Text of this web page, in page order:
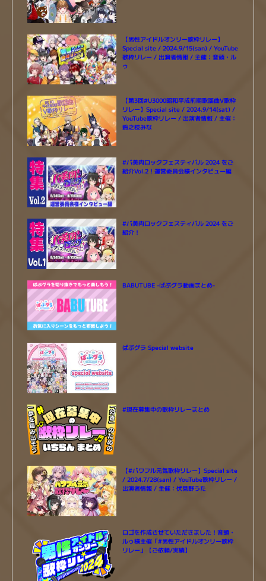
【男性アイドルオンリー歌枠リレー】
Special site / 2024.9/15(san) / YouTube
歌枠リレー / 出演者情報 / 主催：音頭・ル
ゥ
【第3回#U3000昭和平成前期歌謡曲V歌枠
リレー】Special site / 2024.9/14(sat) /
YouTube歌枠リレー / 出演者情報 / 主催：
鈴之枝みな
#バ美肉ロックフェスティバル 2024 をご
紹介Vol.2！運営委員会様インタビュー編
#バ美肉ロックフェスティバル 2024 をご
紹介！
BABUTUBE -ばぶグラ動画まとめ-
ばぶグラ Special website
#現在募集中の歌枠リレーまとめ
【#パワフル元気歌枠リレー】Special site
/ 2024.7/28(san) / YouTube歌枠リレー /
出演者情報 / 主催：伏見野うた
ロゴを作成させていただきました！音頭・
ルゥ様主催「#男性アイドルオンリー歌枠
リレー」【ご依頼/実績】